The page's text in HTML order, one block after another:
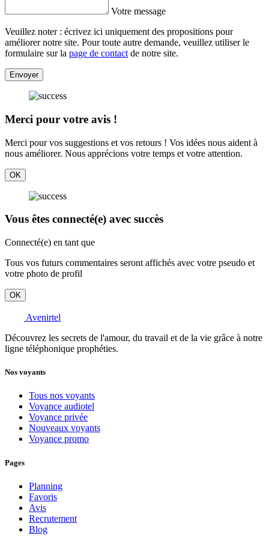
Votre message
Veuillez noter : écrivez ici uniquement des propositions pour
améliorer notre site. Pour toute autre demande, veuillez utiliser le
formulaire sur la page de contact de notre site.
Envoyer
Merci pour votre avis !
Merci pour vos suggestions et vos retours ! Vos idées nous aident à
nous améliorer. Nous apprécions votre temps et votre attention.
OK
Vous êtes connecté(e) avec succès
Connecté(e) en tant que
Tous vos futurs commentaires seront affichés avec votre pseudo et
votre photo de profil
OK
Avenirtel
Découvrez les secrets de l'amour, du travail et de la vie grâce à notre
ligne téléphonique prophéties.
Nos voyants
Tous nos voyants
Voyance audiotel
Voyance privée
Nouveaux voyants
Voyance promo
Pages
Planning
Favoris
Avis
Recrutement
Blog